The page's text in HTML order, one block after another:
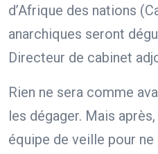
d’Afrique des nations
anarchiques seront
Directeur de cabinet
Rien ne sera comme
les dégager. Mais après,
équipe de veille pour